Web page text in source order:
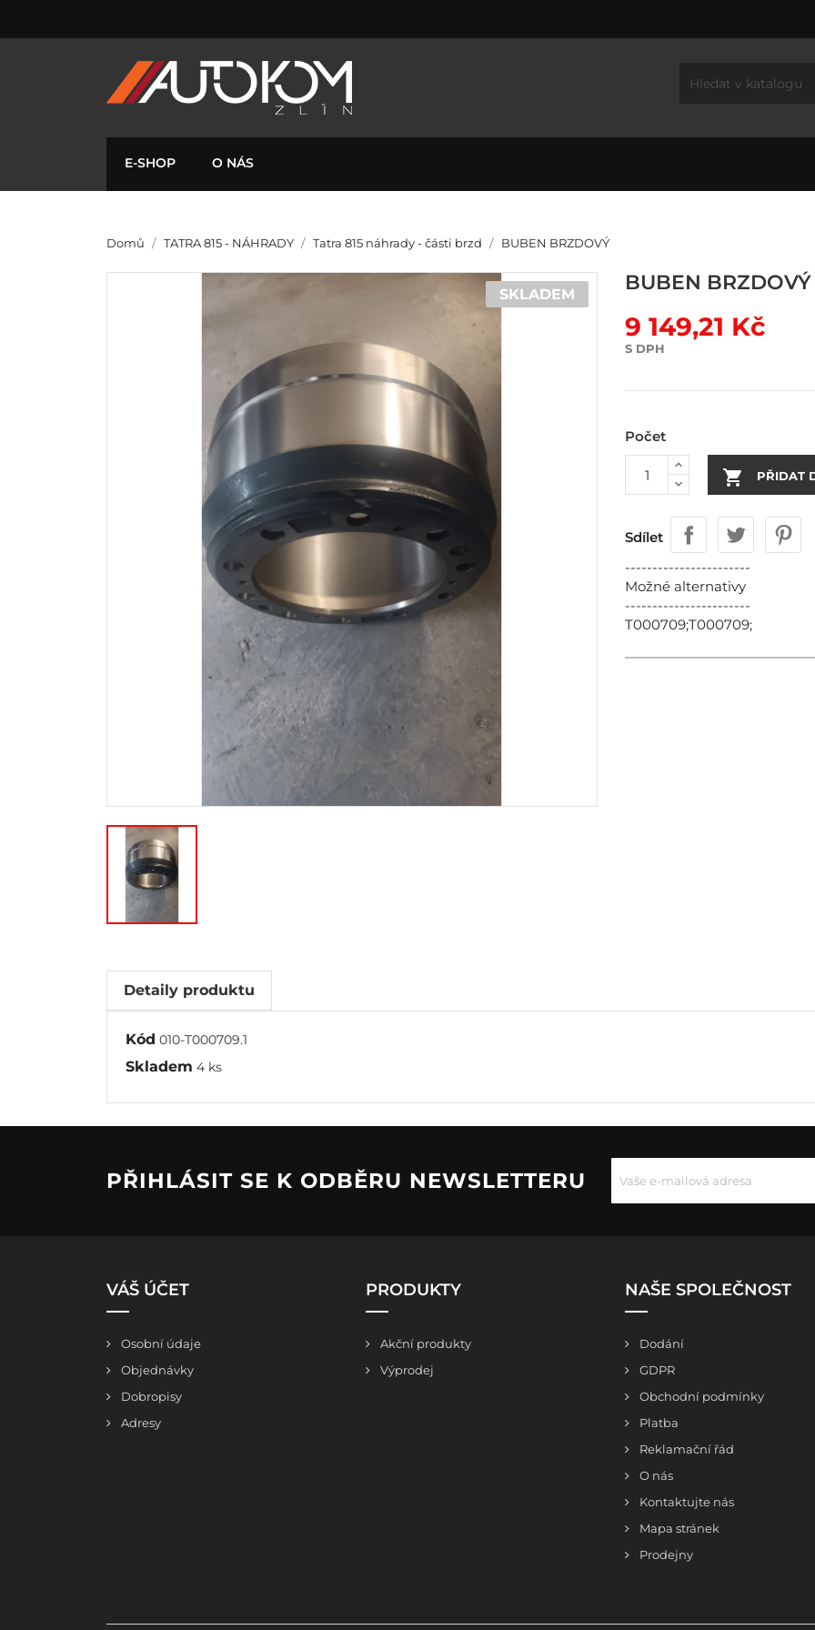
E-SHOP O NÁS
Domů TATRA 815 - NÁHRADY Tatra 815 náhrady - části brzd BUBEN BRZDOVÝ
SKLADEM BUBEN BRZDOVÝ
9 149,21 Kč
S DPH
Počet
 PŘIDAT
Sdílet
-----------------------
Možné alternativy
-----------------------
T000709;T000709;
Detaily produktu
Kód 010-T000709.1
Skladem 4 ks
PŘIHLÁSIT SE K ODBĚRU NEWSLETTERU
VÁŠ ÚČET
Osobní údaje
Objednávky
Dobropisy
Adresy
PRODUKTY
Akční produkty
Výprodej
NAŠE SPOLEČNOST
Dodání
GDPR
Obchodní podmínky
Platba
Reklamační řád
O nás
Kontaktujte nás
Mapa stránek
Prodejny